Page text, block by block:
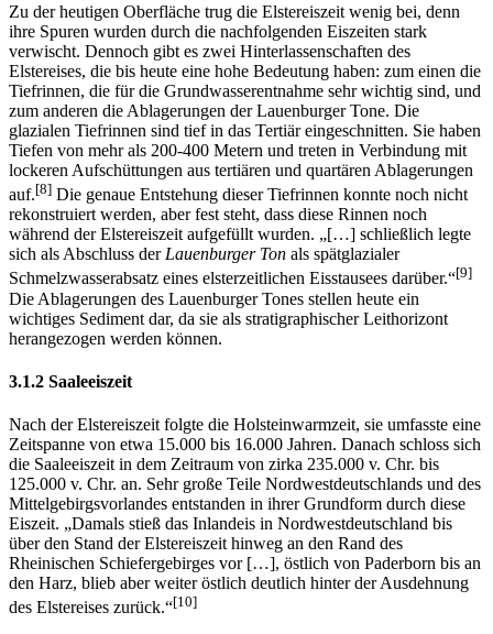
Zu der heutigen Oberfläche trug die Elstereiszeit wenig bei, denn
ihre Spuren wurden durch die nachfolgenden Eiszeiten stark
verwischt. Dennoch gibt es zwei Hinterlassenschaften des
Elstereises, die bis heute eine hohe Bedeutung haben: zum einen die
Tiefrinnen, die für die Grundwasserentnahme sehr wichtig sind, und
zum anderen die Ablagerungen der Lauenburger Tone. Die
glazialen Tiefrinnen sind tief in das Tertiär eingeschnitten. Sie haben
Tiefen von mehr als 200-400 Metern und treten in Verbindung mit
lockeren Aufschüttungen aus tertiären und quartären Ablagerungen
auf.[8] Die genaue Entstehung dieser Tiefrinnen konnte noch nicht
rekonstruiert werden, aber fest steht, dass diese Rinnen noch
während der Elstereiszeit aufgefüllt wurden. „[…] schließlich legte
sich als Abschluss der Lauenburger Ton als spätglazialer
Schmelzwasserabsatz eines elsterzeitlichen Eisstausees darüber.“[9]
Die Ablagerungen des Lauenburger Tones stellen heute ein
wichtiges Sediment dar, da sie als stratigraphischer Leithorizont
herangezogen werden können.
3.1.2 Saaleeiszeit
Nach der Elstereiszeit folgte die Holsteinwarmzeit, sie umfasste eine
Zeitspanne von etwa 15.000 bis 16.000 Jahren. Danach schloss sich
die Saaleeiszeit in dem Zeitraum von zirka 235.000 v. Chr. bis
125.000 v. Chr. an. Sehr große Teile Nordwestdeutschlands und des
Mittelgebirgsvorlandes entstanden in ihrer Grundform durch diese
Eiszeit. „Damals stieß das Inlandeis in Nordwestdeutschland bis
über den Stand der Elstereiszeit hinweg an den Rand des
Rheinischen Schiefergebirges vor […], östlich von Paderborn bis an
den Harz, blieb aber weiter östlich deutlich hinter der Ausdehnung
des Elstereises zurück.“[10]